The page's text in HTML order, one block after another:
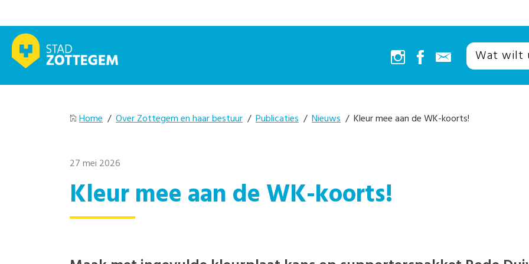
Home / Over Zottegem en haar bestuur / Publicaties / Nieuws / Kleur mee aan de WK-koorts!
27 mei 2026
Kleur mee aan de WK-koorts!